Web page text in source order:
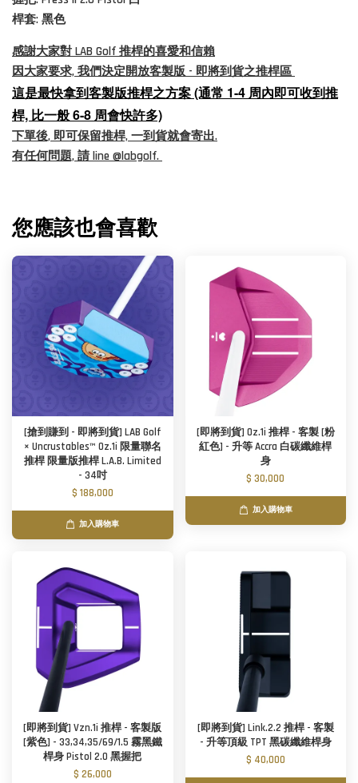
桿套: 黑色
感謝大家對 LAB Golf 推桿的喜愛和信賴
因大家要求, 我們決定開放客製版 - 即將到貨之推桿區
這是最快拿到客製版推桿之方案 (通常 1-4 周內即可收到推
桿, 比一般 6-8 周會快許多)
下單後, 即可保留推桿, 一到貨就會寄出.
有任何問題, 請 line @labgolf.
您應該也會喜歡
[搶到賺到 - 即將到貨] LAB Golf
× Uncrustables™ Oz.1i 限量聯名
推桿 限量版推桿 L.A.B. Limited
- 34吋
$ 188,000
加入購物車
[即將到貨] Oz.1i 推桿 - 客製 [粉
紅色] - 升等 Accra 白碳纖維桿
身
$ 30,000
加入購物車
[即將到貨] Vzn.1i 推桿 - 客製版
[紫色] - 33,34,35/69/1.5 霧黑鐵
桿身 Pistol 2.0 黑握把
$ 26,000
[即將到貨] Link.2.2 推桿 - 客製
- 升等頂級 TPT 黑碳纖維桿身
$ 40,000